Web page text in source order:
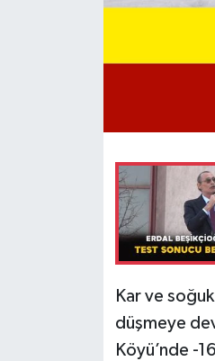
Kar ve
düşmeye
Köyü’nde -